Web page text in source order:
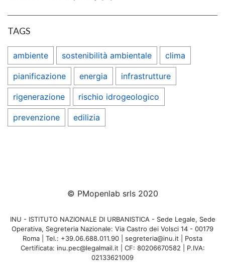
TAGS
ambiente sostenibilità ambientale clima
pianificazione energia infrastrutture
rigenerazione rischio idrogeologico
prevenzione edilizia
© PMopenlab srls 2020
INU - ISTITUTO NAZIONALE DI URBANISTICA - Sede Legale, Sede
Operativa, Segreteria Nazionale: Via Castro dei Volsci 14 - 00179
Roma | Tel.: +39.06.688.011.90 | segreteria@inu.it | Posta
Certificata: inu.pec@legalmail.it | CF: 80206670582 | P.IVA:
02133621009